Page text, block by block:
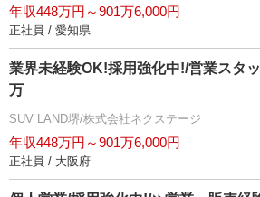
年収448万円～901万6,000円
正社員 / 愛知県
業界未経験OK!採用強化中!/営業スタ
万
SUV LAND堺/株式会社ネクステージ
年収448万円～901万6,000円
正社員 / 大阪府